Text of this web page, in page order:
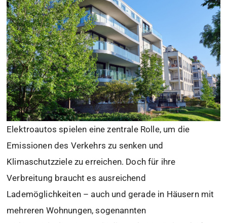
Elektroautos spielen eine zentrale Rolle, um die
Emissionen des Verkehrs zu senken und
Klimaschutzziele zu erreichen. Doch für ihre
Verbreitung braucht es ausreichend
Lademöglichkeiten – auch und gerade in Häusern mit
mehreren Wohnungen, sogenannten